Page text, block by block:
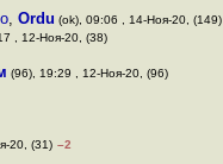
, Ordu (ok), 09:06 , 14-Ноя-20, (149)
, 12-Ноя-20, (38)
(96), 19:29 , 12-Ноя-20, (96)
20, (31) –2